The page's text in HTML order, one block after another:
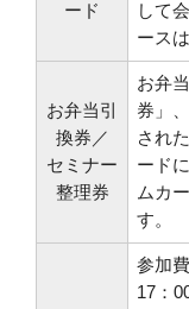
ード
して
ース
お弁当引
換券／
セミナー
整理券
お弁
券」
され
ード
ムカ
す。
参加
17：